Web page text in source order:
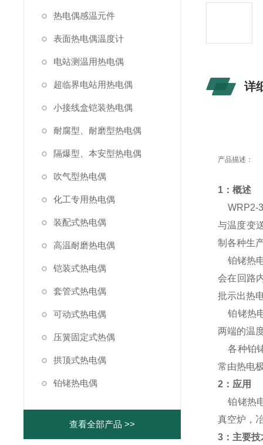
热电偶感温元件
表面热电偶温度计
电站测温用热电偶
超临界电站用热电偶
小接线盒铠装热电偶
耐腐型、耐磨型热电偶
隔爆型、本安型热电偶
吹气型热电偶
化工专用热电偶
装配式热电偶
高温耐磨热电偶
铠装式热电偶
套管式热电偶
可动式热电偶
压簧固定式热偶
拱顶式热电偶
铂铑热电偶
查看全部产品 >>
详
产品描述：
1：概述
WRP2-
与温度变
制各种生
铂铑热
会在回路
批示出热
铂铑热
两端的温
各种铂
常由热电
2：应用
铂铑热
真空炉，
3：主要技